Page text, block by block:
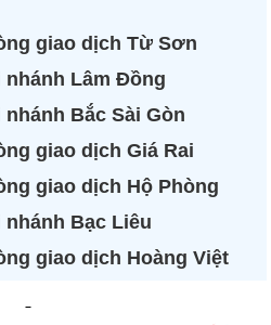
giao dịch Từ Sơn
nhánh Lâm Đồng
Bắc Sài Gòn
giao dịch Giá Rai
giao dịch Hộ Phòng
nhánh Bạc Liêu
giao dịch Hoàng Việt